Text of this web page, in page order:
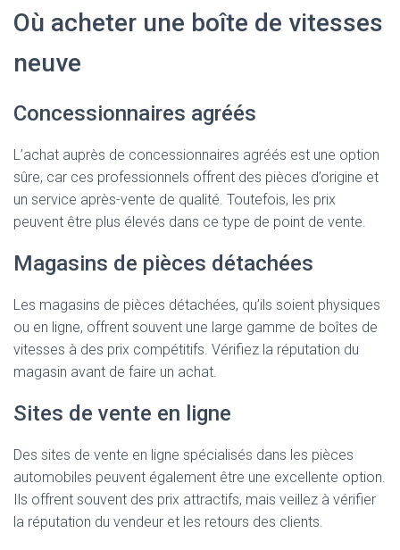
Où acheter une boîte de vitesses
neuve
Concessionnaires agréés
L’achat auprès de concessionnaires agréés est une option
sûre, car ces professionnels offrent des pièces d’origine et
un service après-vente de qualité. Toutefois, les prix
peuvent être plus élevés dans ce type de point de vente.
Magasins de pièces détachées
Les magasins de pièces détachées, qu’ils soient physiques
ou en ligne, offrent souvent une large gamme de boîtes de
vitesses à des prix compétitifs. Vérifiez la réputation du
magasin avant de faire un achat.
Sites de vente en ligne
Des sites de vente en ligne spécialisés dans les pièces
automobiles peuvent également être une excellente option.
Ils offrent souvent des prix attractifs, mais veillez à vérifier
la réputation du vendeur et les retours des clients.